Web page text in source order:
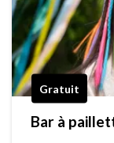
Gratuit
Bar à